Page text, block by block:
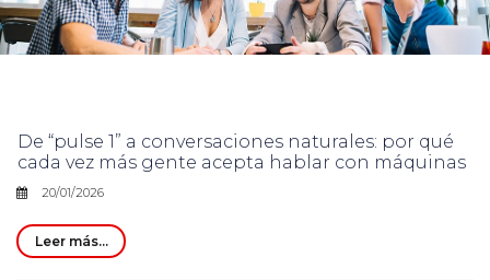
De “pulse 1” a conversaciones naturales: por qué
cada vez más gente acepta hablar con máquinas
20/01/2026
Leer más...